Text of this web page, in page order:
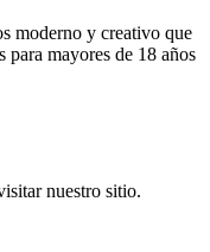
moderno y creativo que
para mayores de 18 años
nuestro sitio.